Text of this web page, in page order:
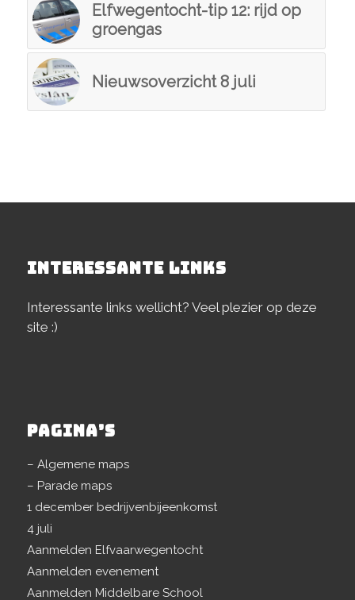
Elfwegentocht-tip 12: rijd op
groengas
Nieuwsoverzicht 8 juli
INTERESSANTE LINKS
Interessante links wellicht? Veel plezier op deze
site :)
PAGINA’S
– Algemene maps
– Parade maps
1 december bedrijvenbijeenkomst
4 juli
Aanmelden Elfvaarwegentocht
Aanmelden evenement
Aanmelden Middelbare School